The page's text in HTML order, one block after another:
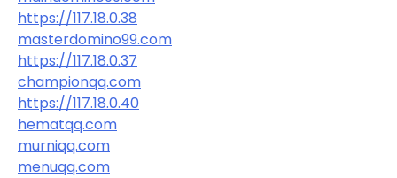
https://117.18.0.38
masterdomino99.com
https://117.18.0.37
championqq.com
https://117.18.0.40
hematqq.com
murniqq.com
menuqq.com